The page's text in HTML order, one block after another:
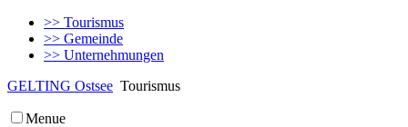
>> Tourismus
>> Gemeinde
>> Unternehmungen
GELTING Ostsee Tourismus
Menue